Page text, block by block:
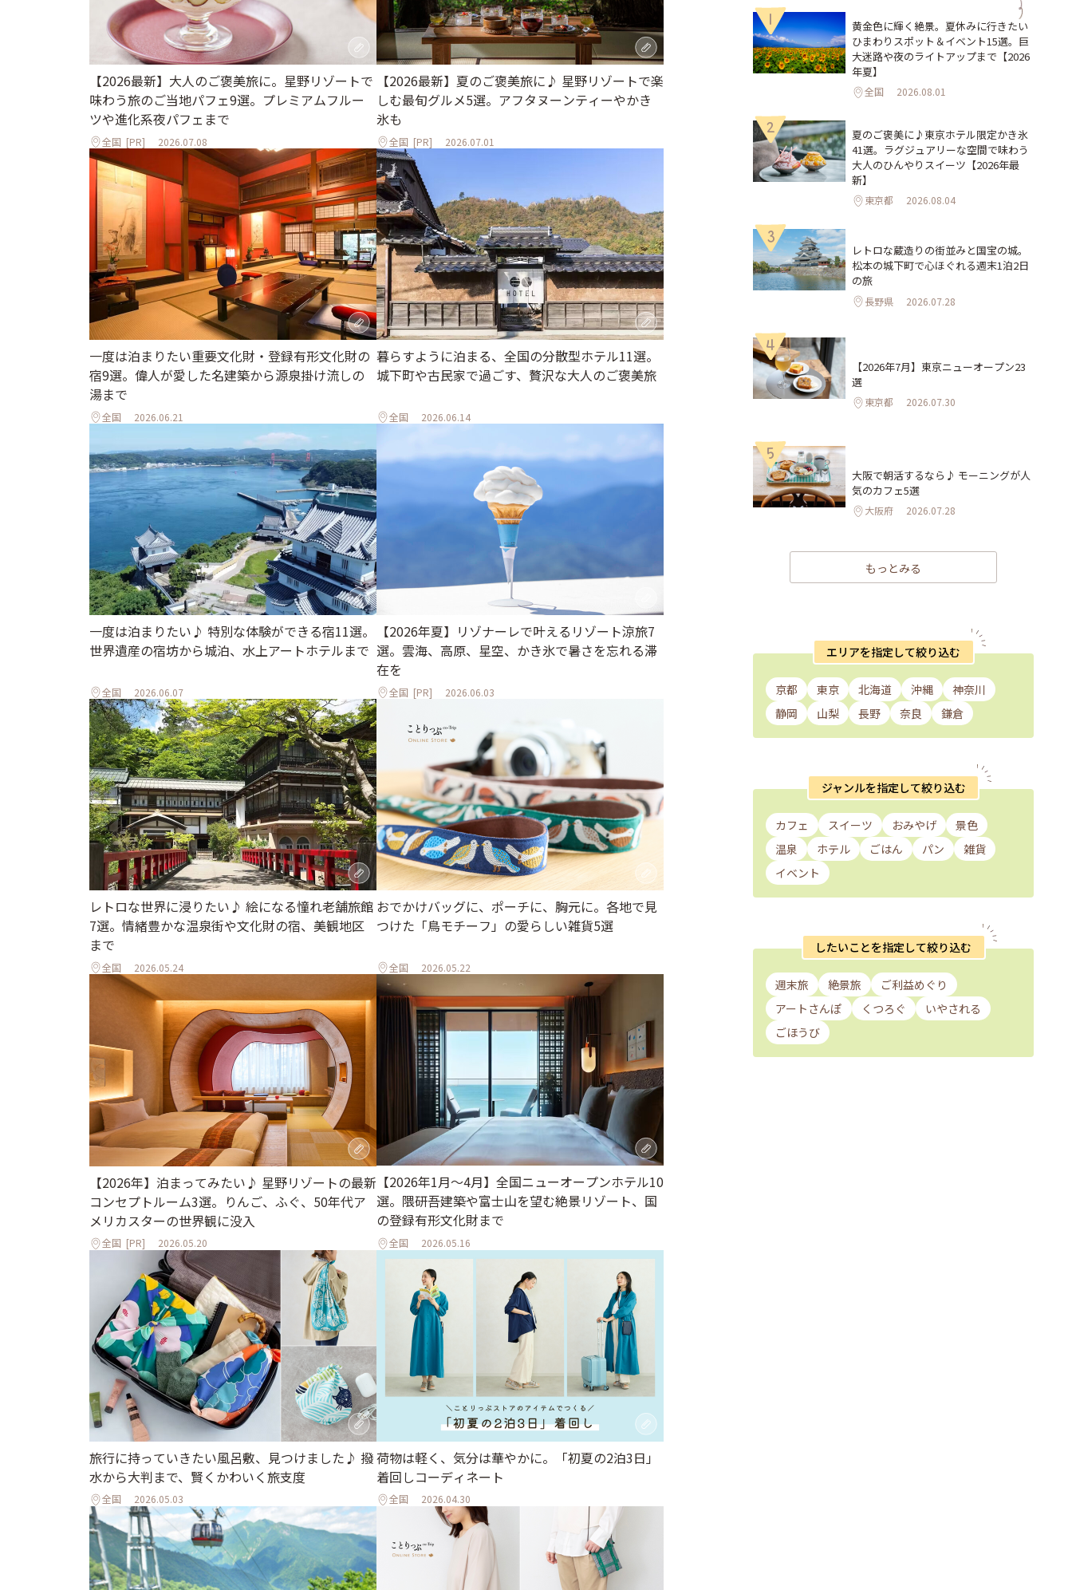
【2026最新】大人のご褒美旅に。星野リゾートで
味わう旅のご当地パフェ9選。プレミアムフルー
ツや進化系夜パフェまで
全国 [PR] 2026.07.08
【2026最新】夏のご褒美旅に♪ 星野リゾートで楽
しむ最旬グルメ5選。アフタヌーンティーやかき
氷も
全国 [PR] 2026.07.01
一度は泊まりたい重要文化財・登録有形文化財の
宿9選。偉人が愛した名建築から源泉掛け流しの
湯まで
全国 2026.06.21
暮らすように泊まる、全国の分散型ホテル11選。
城下町や古民家で過ごす、贅沢な大人のご褒美旅
全国 2026.06.14
一度は泊まりたい♪ 特別な体験ができる宿11選。
世界遺産の宿坊から城泊、水上アートホテルまで
全国 2026.06.07
【2026年夏】リゾナーレで叶えるリゾート涼旅7
選。雲海、高原、星空、かき氷で暑さを忘れる滞
在を
全国 [PR] 2026.06.03
レトロな世界に浸りたい♪ 絵になる憧れ老舗旅館
7選。情緒豊かな温泉街や文化財の宿、美観地区
まで
全国 2026.05.24
おでかけバッグに、ポーチに、胸元に。各地で見
つけた「鳥モチーフ」の愛らしい雑貨5選
全国 2026.05.22
【2026年】泊まってみたい♪ 星野リゾートの最新
コンセプトルーム3選。りんご、ふぐ、50年代ア
メリカスターの世界観に没入
全国 [PR] 2026.05.20
【2026年1月～4月】全国ニューオープンホテル10
選。隈研吾建築や富士山を望む絶景リゾート、国
の登録有形文化財まで
全国 2026.05.16
旅行に持っていきたい風呂敷、見つけました♪ 撥
水から大判まで、賢くかわいく旅支度
全国 2026.05.03
荷物は軽く、気分は華やかに。「初夏の2泊3日」
着回しコーディネート
全国 2026.04.30
1
黄金色に輝く絶景。夏休みに行きたい
ひまわりスポット＆イベント15選。巨
大迷路や夜のライトアップまで【2026
年夏】
全国 2026.08.01
2
夏のご褒美に♪東京ホテル限定かき氷
41選。ラグジュアリーな空間で味わう
大人のひんやりスイーツ【2026年最
新】
東京都 2026.08.04
3
レトロな蔵造りの街並みと国宝の城。
松本の城下町で心ほぐれる週末1泊2日
の旅
長野県 2026.07.28
4
【2026年7月】東京ニューオープン23
選
東京都 2026.07.30
5
大阪で朝活するなら♪ モーニングが人
気のカフェ5選
大阪府 2026.07.28
もっとみる
エリアを指定して絞り込む
京都 東京 北海道 沖縄
神奈川
静岡
山梨 長野 奈良 鎌倉
ジャンルを指定して絞り込む
カフェ スイーツ おみやげ
景色
温泉
ホテル ごはん パン
雑貨
イベント
したいことを指定して絞り込む
週末旅 絶景旅
ご利益めぐり
アートさんぽ
くつろぐ
いやされる
ごほうび